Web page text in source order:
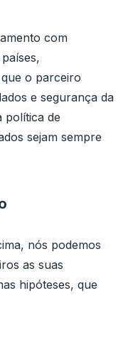
com
o parceiro
e segurança da
política de
sejam sempre
nós podemos
as suas
hipóteses, que